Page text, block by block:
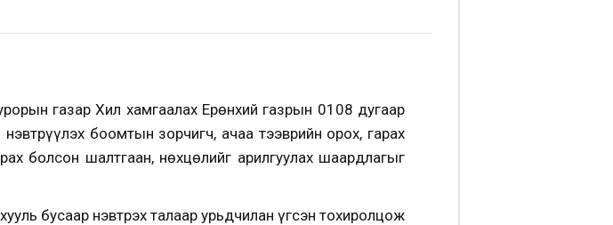
газар Хил хамгаалах Ерөнхий газрын 0108 дугаар
боомтын зорчигч, ачаа тээврийн орох, гарах
болсон шалтгаан, нөхцөлийг арилгуулах шаардлагыг
бусаар нэвтрэх талаар урьдчилан үгсэн тохиролцож